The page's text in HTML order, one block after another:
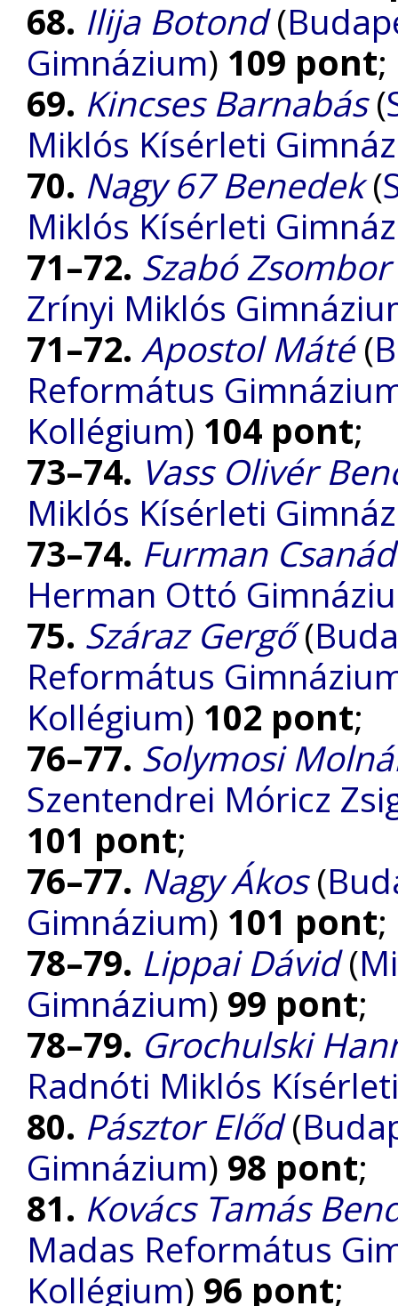
68. Ilija Botond(
Gimnázium) 109 pont;
69. Kincses Barnabás(
Miklós Kísérleti
70. Nagy 67 Benedek(
Miklós Kísérleti
71–72. Szabó Zsombor
Zrínyi Miklós
71–72. Apostol Máté(
Református
Kollégium) 104 pont;
73–74. Vass Olivér
Miklós Kísérleti
73–74. Furman
Herman Ottó
75. Száraz Gergő(
Református
Kollégium) 102 pont;
76–77. Solymosi
Szentendrei Móricz
101 pont;
76–77. Nagy Ákos(
Gimnázium) 101 pont;
78–79. Lippai Dávid(
Gimnázium) 99 pont;
78–79. Grochulski
Radnóti Miklós
80. Pásztor Előd(
Gimnázium) 98 pont;
81. Kovács Tamás
Madas Református
Kollégium) 96 pont;